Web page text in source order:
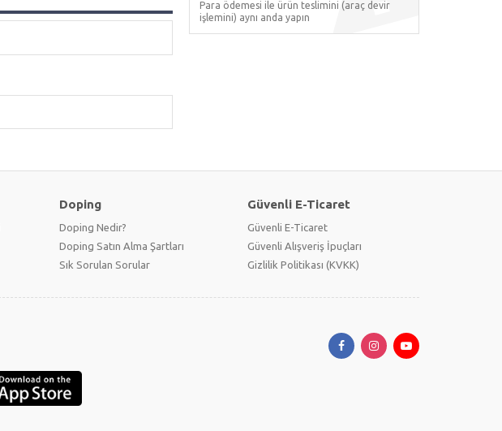
Para ödemesi ile ürün teslimini (araç devir
işlemini) aynı anda yapın
Doping
Doping Nedir?
Doping Satın Alma Şartları
Sık Sorulan Sorular
Güvenli E-Ticaret
Güvenli E-Ticaret
Güvenli Alışveriş İpuçları
Gizlilik Politikası (KVKK)